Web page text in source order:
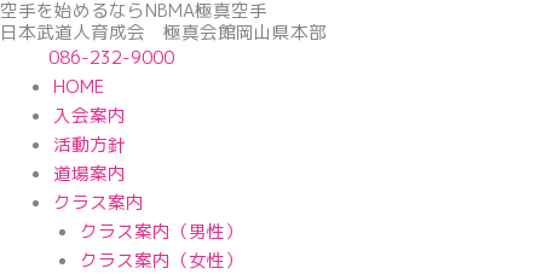
内
容
空手を始めるならNBМA極真空手
日本武道人育成会 極真会館岡山県本部
086-232-9000
HOME
入会案内
活動方針
道場案内
クラス案内
クラス案内（男性）
クラス案内（女性）